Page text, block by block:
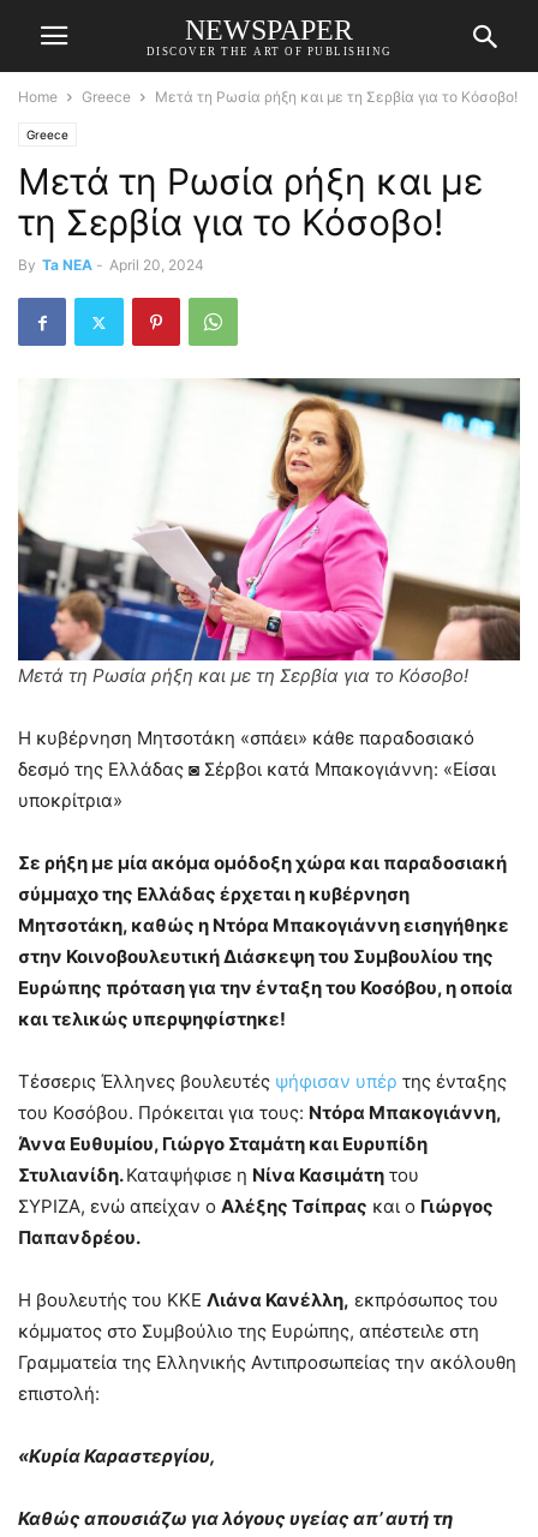
NEWSPAPER
DISCOVER THE ART OF PUBLISHING
Home Greece Μετά τη Ρωσία ρήξη και με τη Σερβία για το Κόσοβο!
Greece
Μετά τη Ρωσία ρήξη και με
τη Σερβία για το Κόσοβο!
By Ta NEA - April 20, 2024
Μετά τη Ρωσία ρήξη και με τη Σερβία για το Κόσοβο!
Η κυβέρνηση Μητσοτάκη «σπάει» κάθε παραδοσιακό
δεσμό της Ελλάδας ◙ Σέρβοι κατά Μπακογιάννη: «Είσαι
υποκρίτρια»
Σε ρήξη με μία ακόμα ομόδοξη χώρα και παραδοσιακή
σύμμαχο της Ελλάδας έρχεται η κυβέρνηση
Μητσοτάκη, καθώς η Ντόρα Μπακογιάννη εισηγήθηκε
στην Κοινοβουλευτική Διάσκεψη του Συμβουλίου της
Ευρώπης πρόταση για την ένταξη του Κοσόβου, η οποία
και τελικώς υπερψηφίστηκε!
Τέσσερις Έλληνες βουλευτές ψήφισαν υπέρ της ένταξης
του Κοσόβου. Πρόκειται για τους: Ντόρα Μπακογιάννη,
Άννα Ευθυμίου, Γιώργο Σταμάτη και Ευρυπίδη
Στυλιανίδη.Καταψήφισε η Νίνα Κασιμάτη του
ΣΥΡΙΖΑ, ενώ απείχαν ο Αλέξης Τσίπρας και ο Γιώργος
Παπανδρέου.
Η βουλευτής του ΚΚΕ Λιάνα Κανέλλη, εκπρόσωπος του
κόμματος στο Συμβούλιο της Ευρώπης, απέστειλε στη
Γραμματεία της Ελληνικής Αντιπροσωπείας την ακόλουθη
επιστολή:
«Κυρία Καραστεργίου,
Καθώς απουσιάζω για λόγους υγείας απ’ αυτή τη